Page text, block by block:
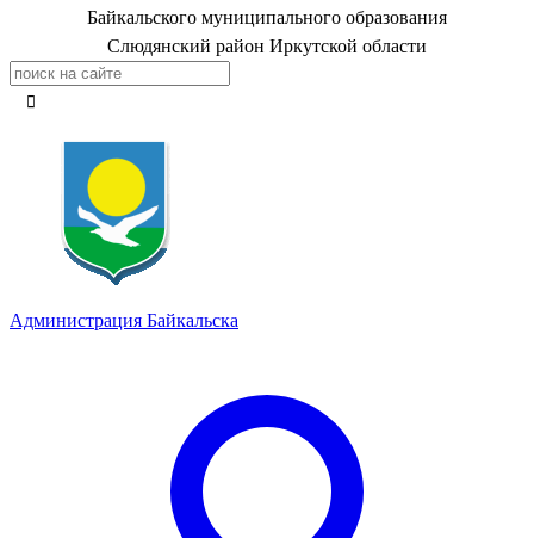
Байкальского муниципального образования
Слюдянский район Иркутской области
Администрация Байкальска